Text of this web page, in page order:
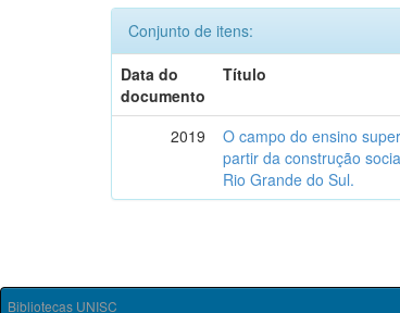
Conjunto de itens:
Data do
documento
Título
2019
O campo do ensino
partir da construção
Rio Grande do Sul.
Bibliotecas UNISC